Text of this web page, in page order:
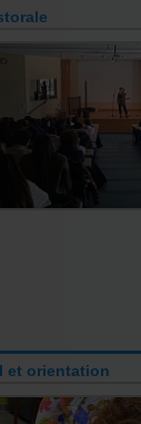
et orientation